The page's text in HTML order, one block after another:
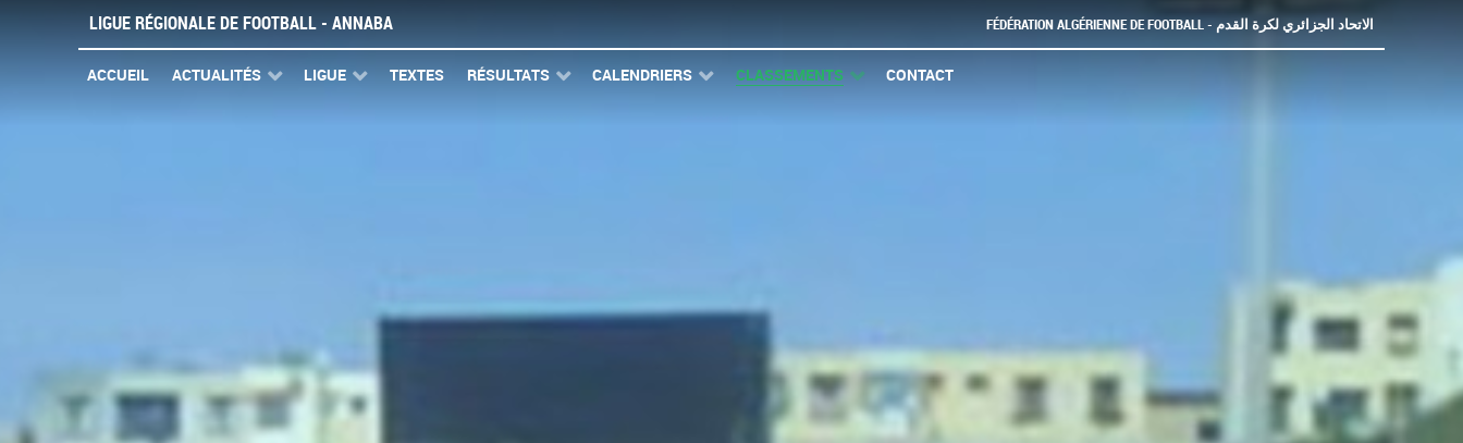
LIGUE RÉGIONALE DE FOOTBALL - ANNABA FÉDÉRATION ALGÉRIENNE DE FOOTBALL - الاتحاد الجزائري لكرة القدم
ACCUEIL ACTUALITÉS LIGUE TEXTES RÉSULTATS CALENDRIERS CLASSEMENTS CONTACT